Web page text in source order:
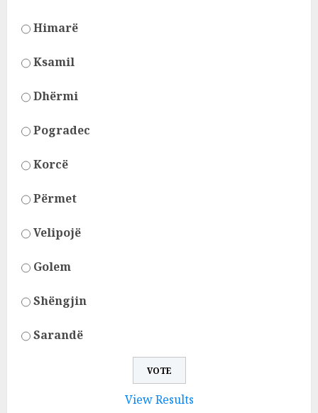
Himarë
Ksamil
Dhërmi
Pogradec
Korcë
Përmet
Velipojë
Golem
Shëngjin
Sarandë
View Results